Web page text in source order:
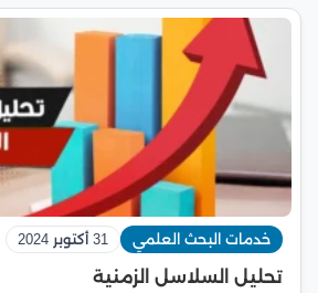
خدمات البحث العلمي 31 أكتوبر 2024
تحليل السلاسل الزمنية